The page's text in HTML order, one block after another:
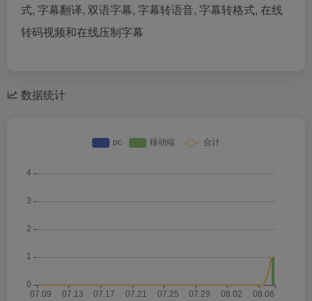
式, 字幕翻译, 双语字幕, 字幕转语音, 字幕转格式, 在线
转码视频和在线压制字幕
数据统计